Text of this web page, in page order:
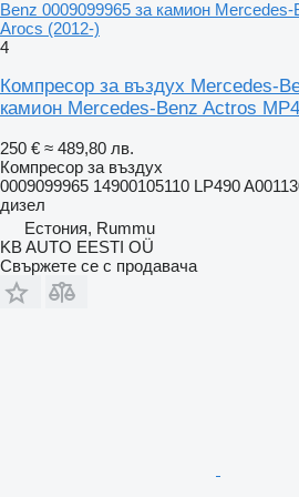
Benz 0009099965 за камион
Arocs (2012-)
4
Компресор за въздух Mercedes-
камион Mercedes-Benz Actros
250 € ≈ 489,80 лв.
Компресор за въздух
0009099965 14900105110 LP490
дизел
Естония, Rummu
KB AUTO EESTI OÜ
Свържете се с продавача